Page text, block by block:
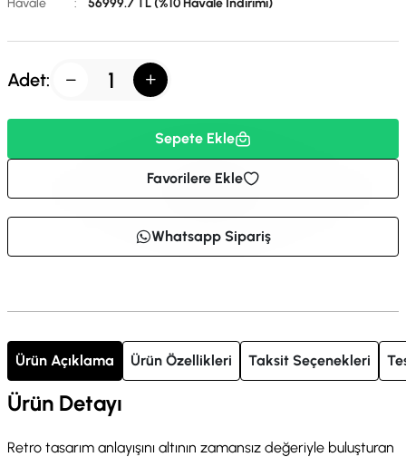
Havale
: 56999.7 TL (%10 Havale İndirimi)
Adet:
Sepete Ekle
Favorilere Ekle
Whatsapp Sipariş
Ürün Açıklama Ürün Özellikleri Taksit Seçenekleri
Ürün Detayı
Retro tasarım anlayışını altının zamansız değeriyle buluşturan